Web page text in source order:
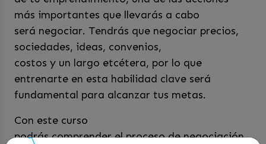
más importantes que llevarás a cabo
será negociar. Tendrás que negociar precios,
sociedades, ideas, convenios,
costos y un largo etcétera, por lo que
entrenarte en esta habilidad clave será
fundamental para alcanzar tus metas.
Con este curso
podrás comprender el proceso de negociación